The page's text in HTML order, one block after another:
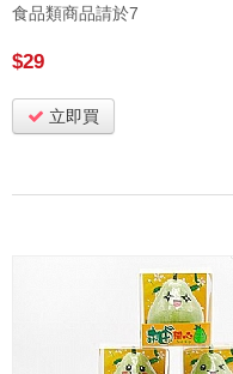
食品類商品請於7
$29
立即買